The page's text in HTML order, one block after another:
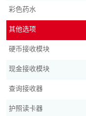
彩色药水
其他选项
硬币接收模块
现金接收模块
查询接收器
护照读卡器